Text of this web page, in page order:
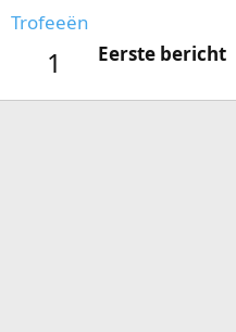
Trofeeën
1 Eerste bericht